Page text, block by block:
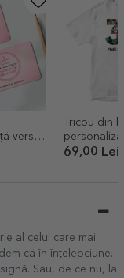
verso
-
Tricou din
poze și
69,00 Lei
al celui care mai
că în înțelepciune.
Sau, de ce nu, la